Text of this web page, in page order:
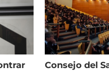
Consejo del